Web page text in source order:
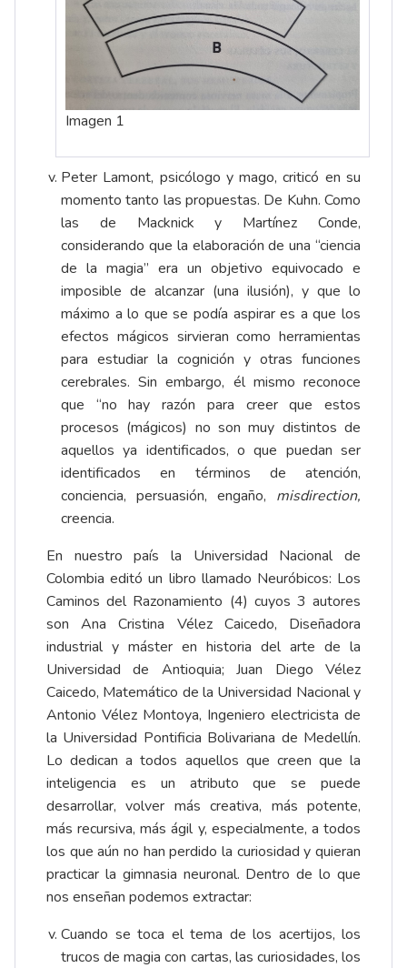
Imagen 1
Peter Lamont, psicólogo y mago, criticó en su
momento tanto las propuestas. De Kuhn. Como
las de Macknick y Martínez Conde,
considerando que la elaboración de una “ciencia
de la magia” era un objetivo equivocado e
imposible de alcanzar (una ilusión), y que lo
máximo a lo que se podía aspirar es a que los
efectos mágicos sirvieran como herramientas
para estudiar la cognición y otras funciones
cerebrales. Sin embargo, él mismo reconoce
que “no hay razón para creer que estos
procesos (mágicos) no son muy distintos de
aquellos ya identificados, o que puedan ser
identificados en términos de atención,
conciencia, persuasión, engaño, misdirection,
creencia.
En nuestro país la Universidad Nacional de
Colombia editó un libro llamado Neuróbicos: Los
Caminos del Razonamiento (4) cuyos 3 autores
son Ana Cristina Vélez Caicedo, Diseñadora
industrial y máster en historia del arte de la
Universidad de Antioquia; Juan Diego Vélez
Caicedo, Matemático de la Universidad Nacional y
Antonio Vélez Montoya, Ingeniero electricista de
la Universidad Pontificia Bolivariana de Medellín.
Lo dedican a todos aquellos que creen que la
inteligencia es un atributo que se puede
desarrollar, volver más creativa, más potente,
más recursiva, más ágil y, especialmente, a todos
los que aún no han perdido la curiosidad y quieran
practicar la gimnasia neuronal. Dentro de lo que
nos enseñan podemos extractar:
Cuando se toca el tema de los acertijos, los
trucos de magia con cartas, las curiosidades, los